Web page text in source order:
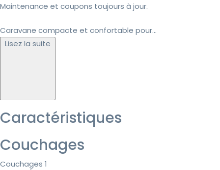
Maintenance et coupons toujours à jour.
Caravane compacte et confortable pour...
Lisez la suite
Caractéristiques
Couchages
Couchages 1